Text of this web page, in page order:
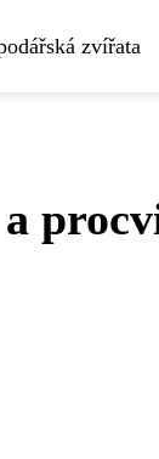
zvířata